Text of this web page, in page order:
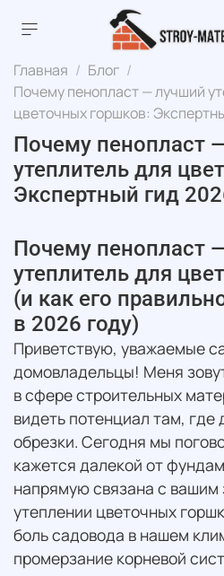
Главная
Блог
Почему пенопласт — лучший
цветочных горшков:
Почему пенопласт
утеплитель для
Экспертный гид
Почему пенопласт
утеплитель для
(и как его
в 2026 году)
Приветствую, уважаемые
домовладельцы! Меня
в сфере строительных
видеть потенциал там, где
обрезки. Сегодня мы
кажется далекой от
напрямую связана с
утеплении цветочных
боль садовода в нашем
промерзание корневой